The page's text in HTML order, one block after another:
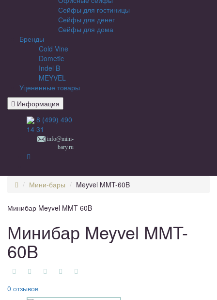
Сейфы для гостиницы
Сейфы для денег
Сейфы для дома
Бренды
Cold Vine
Dometic
Indel B
MEYVEL
Уцененные товары
Информация
8 (499) 490
14 31
info@mini-
bary.ru
Мини-бары Meyvel MMT-60B
Минибар Meyvel MMT-60B
Минибар Meyvel MMT-
60B
0 отзывов